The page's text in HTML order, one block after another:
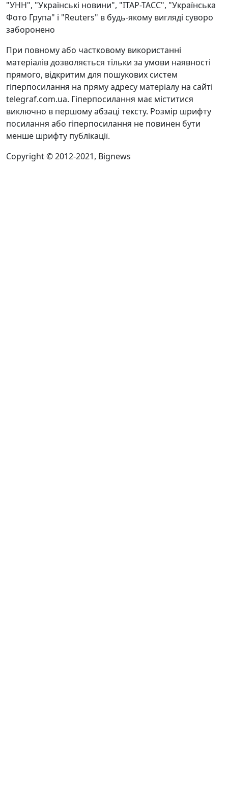
"УНН", "Українські новини", "ІТАР-ТАСС", "Українська
Фото Група" і "Reuters" в будь-якому вигляді суворо
заборонено
При повному або частковому використанні
матеріалів дозволяється тільки за умови наявності
прямого, відкритим для пошукових систем
гіперпосилання на пряму адресу матеріалу на сайті
telegraf.com.ua. Гіперпосилання має міститися
виключно в першому абзаці тексту. Розмір шрифту
посилання або гіперпосилання не повинен бути
менше шрифту публікації.
Copyright © 2012-2021, Bignews